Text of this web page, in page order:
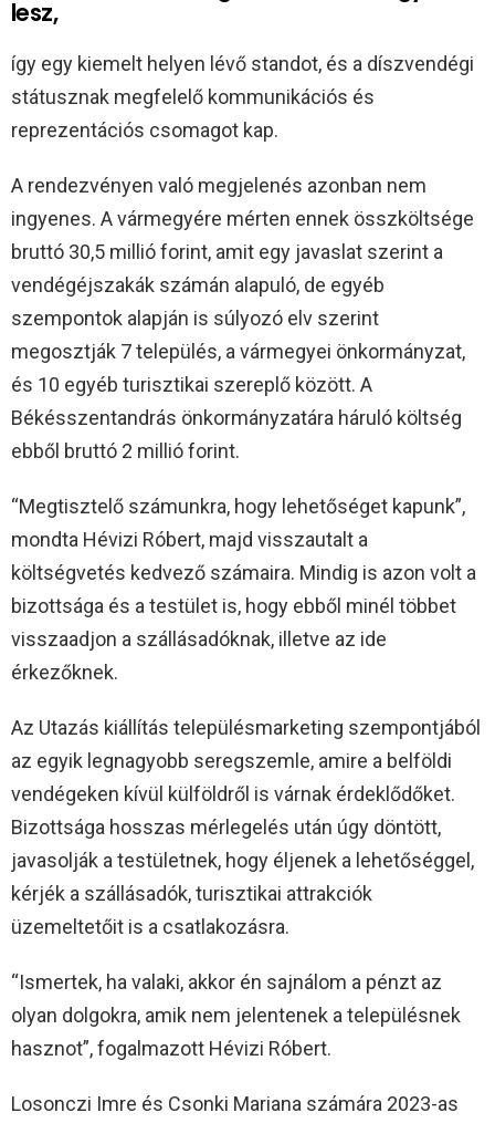
lesz,
így egy kiemelt helyen lévő standot, és a díszvendégi
státusznak megfelelő kommunikációs és
reprezentációs csomagot kap.
A rendezvényen való megjelenés azonban nem
ingyenes. A vármegyére mérten ennek összköltsége
bruttó 30,5 millió forint, amit egy javaslat szerint a
vendégéjszakák számán alapuló, de egyéb
szempontok alapján is súlyozó elv szerint
megosztják 7 település, a vármegyei önkormányzat,
és 10 egyéb turisztikai szereplő között. A
Békésszentandrás önkormányzatára háruló költség
ebből bruttó 2 millió forint.
“Megtisztelő számunkra, hogy lehetőséget kapunk”,
mondta Hévizi Róbert, majd visszautalt a
költségvetés kedvező számaira. Mindig is azon volt a
bizottsága és a testület is, hogy ebből minél többet
visszaadjon a szállásadóknak, illetve az ide
érkezőknek.
Az Utazás kiállítás településmarketing szempontjából
az egyik legnagyobb seregszemle, amire a belföldi
vendégeken kívül külföldről is várnak érdeklődőket.
Bizottsága hosszas mérlegelés után úgy döntött,
javasolják a testületnek, hogy éljenek a lehetőséggel,
kérjék a szállásadók, turisztikai attrakciók
üzemeltetőit is a csatlakozásra.
“Ismertek, ha valaki, akkor én sajnálom a pénzt az
olyan dolgokra, amik nem jelentenek a településnek
hasznot”, fogalmazott Hévizi Róbert.
Losonczi Imre és Csonki Mariana számára 2023-as